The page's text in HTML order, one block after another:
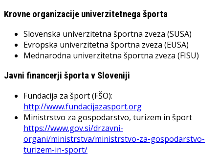
Krovne organizacije univerzitetnega športa
Slovenska univerzitetna športna zveza (SUSA)
Evropska univerzitetna športna zveza (EUSA)
Mednarodna univerzitetna športna zveza (FISU)
Javni financerji športa v Sloveniji
Fundacija za šport (FŠO):
http://www.fundacijazasport.org
Ministrstvo za gospodarstvo, turizem in šport
https://www.gov.si/drzavni-
organi/ministrstva/ministrstvo-za-gospodarstvo-
turizem-in-sport/